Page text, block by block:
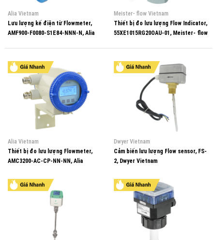
Alia Vietnam
Lưu lượng kế điện từ Flowmeter,
AMF900-F0080-S1E84-NNN-N, Alia
Meister- flow Vietnam
Thiết bị đo lưu lượng Flow Indicator,
55XE1015RG20OAU-01, Meister- flow
Alia Vietnam
Thiết bị đo lưu lượng Flowmeter,
AMC3200-AC-CP-NN-NN, Alia
Dwyer Vietnam
Cảm biến lưu lượng Flow sensor, FS-
2, Dwyer Vietnam